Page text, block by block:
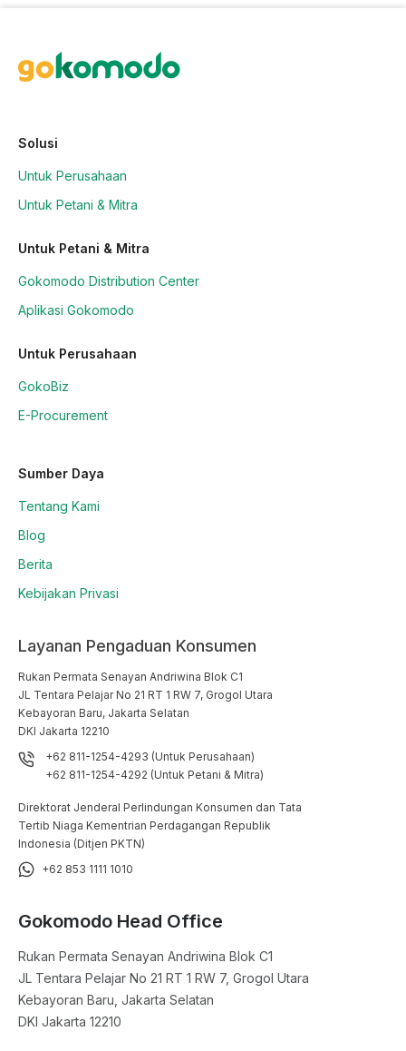
Solusi
Untuk Perusahaan
Untuk Petani & Mitra
Untuk Petani & Mitra
Gokomodo Distribution Center
Aplikasi Gokomodo
Untuk Perusahaan
GokoBiz
E-Procurement
Sumber Daya
Tentang Kami
Blog
Berita
Kebijakan Privasi
Layanan Pengaduan Konsumen
Rukan Permata Senayan Andriwina Blok C1
JL Tentara Pelajar No 21 RT 1 RW 7, Grogol Utara
Kebayoran Baru, Jakarta Selatan
DKI Jakarta 12210
+62 811-1254-4293 (Untuk Perusahaan)
+62 811-1254-4292 (Untuk Petani & Mitra)
Direktorat Jenderal Perlindungan Konsumen dan Tata
Tertib Niaga Kementrian Perdagangan Republik
Indonesia (Ditjen PKTN)
+62 853 1111 1010
Gokomodo Head Office
Rukan Permata Senayan Andriwina Blok C1
JL Tentara Pelajar No 21 RT 1 RW 7, Grogol Utara
Kebayoran Baru, Jakarta Selatan
DKI Jakarta 12210